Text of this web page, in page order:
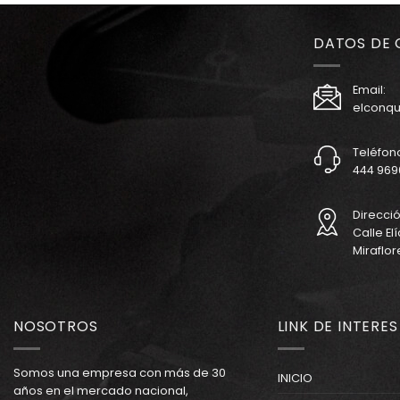
DATOS DE
Email:
444
Calle
NOSOTROS
Somos una empresa con más de 30
años en el mercado nacional,
LINK DE INTERES
INICIO